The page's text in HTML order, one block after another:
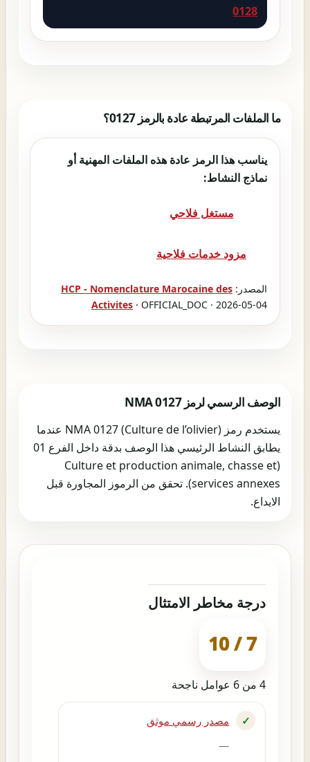
0128
ما الملفات المرتبطة عادة بالرمز 0127؟
يناسب هذا الرمز عادة هذه الملفات المهنية أو
نماذج النشاط:
مستغل فلاحي
مزود خدمات فلاحية
المصدر: HCP - Nomenclature Marocaine des
Activites · OFFICIAL_DOC · 2026-05-04
الوصف الرسمي لرمز NMA 0127
يستخدم رمز NMA 0127 (Culture de l’olivier) عندما
يطابق النشاط الرئيسي هذا الوصف بدقة داخل الفرع 01
(Culture et production animale, chasse et
services annexes). تحقق من الرموز المجاورة قبل
الايداع.
درجة مخاطر الامتثال
7 / 10
4 من 6 عوامل ناجحة
✓
مصدر رسمي موثق
—